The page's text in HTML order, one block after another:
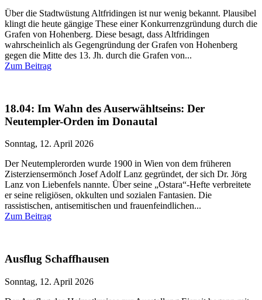
Über die Stadtwüstung Altfridingen ist nur wenig bekannt. Plausibel
klingt die heute gängige These einer Konkurrenzgründung durch die
Grafen von Hohenberg. Diese besagt, dass Altfridingen
wahrscheinlich als Gegengründung der Grafen von Hohenberg
gegen die Mitte des 13. Jh. durch die Grafen von...
Zum Beitrag
18.04: Im Wahn des Auserwähltseins: Der
Neutempler-Orden im Donautal
Sonntag, 12. April 2026
Der Neutemplerorden wurde 1900 in Wien von dem früheren
Zisterziensermönch Josef Adolf Lanz gegründet, der sich Dr. Jörg
Lanz von Liebenfels nannte. Über seine „Ostara“-Hefte verbreitete
er seine religiösen, okkulten und sozialen Fantasien. Die
rassistischen, antisemitischen und frauenfeindlichen...
Zum Beitrag
Ausflug Schaffhausen
Sonntag, 12. April 2026